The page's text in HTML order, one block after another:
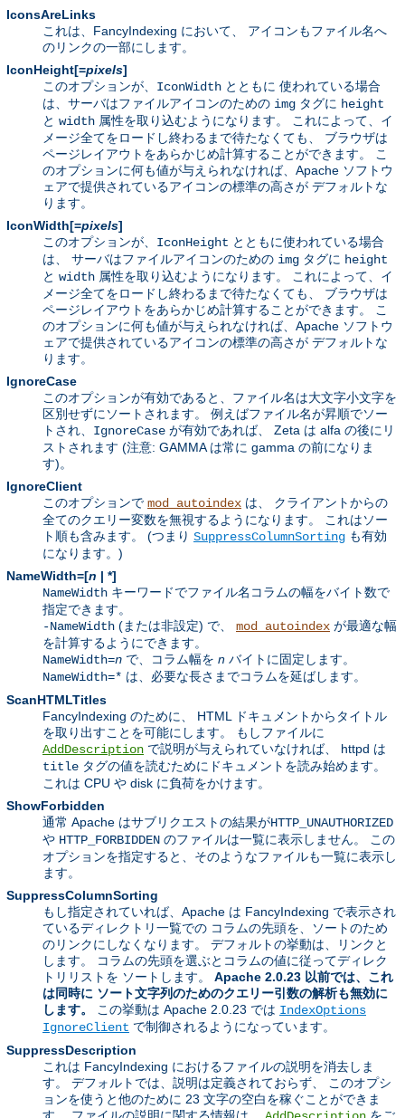
IconsAreLinks
これは、FancyIndexing において、 アイコンもファイル名へ
のリンクの一部にします。
IconHeight[=pixels]
このオプションが、 IconWidth とともに 使われている場合
は、サーバはファイルアイコンのための img タグに height
と width 属性を取り込むようになります。 これによって、イ
メージ全てをロードし終わるまで待たなくても、 ブラウザは
ページレイアウトをあらかじめ計算することができます。 こ
のオプションに何も値が与えられなければ、Apache ソフトウ
ェアで提供されているアイコンの標準の高さが デフォルトな
ります。
IconWidth[=pixels]
このオプションが、 IconHeight とともに使われている場合
は、 サーバはファイルアイコンのための img タグに height
と width 属性を取り込むようになります。 これによって、イ
メージ全てをロードし終わるまで待たなくても、 ブラウザは
ページレイアウトをあらかじめ計算することができます。 こ
のオプションに何も値が与えられなければ、Apache ソフトウ
ェアで提供されているアイコンの標準の高さが デフォルトな
ります。
IgnoreCase
このオプションが有効であると、ファイル名は大文字小文字を
区別せずにソートされます。 例えばファイル名が昇順でソー
トされ、 IgnoreCase が有効であれば、 Zeta は alfa の後にリ
ストされます (注意: GAMMA は常に gamma の前になりま
す)。
IgnoreClient
このオプションで mod_autoindex は、 クライアントからの
全てのクエリー変数を無視するようになります。 これはソー
ト順も含みます。 (つまり SuppressColumnSorting も有効
になります。)
NameWidth=[n | *]
NameWidth キーワードでファイル名コラムの幅をバイト数で
指定できます。
-NameWidth (または非設定) で、 mod_autoindex が最適な幅
を計算するようにできます。
NameWidth=n で、コラム幅を n バイトに固定します。
NameWidth=* は、必要な長さまでコラムを延ばします。
ScanHTMLTitles
FancyIndexing のために、 HTML ドキュメントからタイトル
を取り出すことを可能にします。 もしファイルに
AddDescription で説明が与えられていなければ、 httpd は
title タグの値を読むためにドキュメントを読み始めます。
これは CPU や disk に負荷をかけます。
ShowForbidden
通常 Apache はサブリクエストの結果がHTTP_UNAUTHORIZED
や HTTP_FORBIDDEN のファイルは一覧に表示しません。 この
オプションを指定すると、そのようなファイルも一覧に表示し
ます。
SuppressColumnSorting
もし指定されていれば、Apache は FancyIndexing で表示され
ているディレクトリ一覧での コラムの先頭を、ソートのため
のリンクにしなくなります。 デフォルトの挙動は、リンクと
します。 コラムの先頭を選ぶとコラムの値に従ってディレク
トリリストを ソートします。 Apache 2.0.23 以前では、これ
は同時に ソート文字列のためのクエリー引数の解析も無効に
します。
この挙動は Apache 2.0.23 では IndexOptions
IgnoreClient で制御されるようになっています。
SuppressDescription
これは FancyIndexing におけるファイルの説明を消去しま
す。 デフォルトでは、説明は定義されておらず、 このオプシ
ョンを使うと他のために 23 文字の空白を稼ぐことができま
す。 ファイルの説明に関する情報は、
をご